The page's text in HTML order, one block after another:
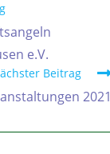
e.V.
Beitrag
2021